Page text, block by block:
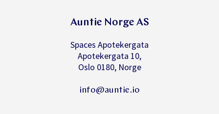
Auntie Norge AS
Spaces Apotekergata
Apotekergata 10,
Oslo 0180, Norge
info@auntie.io